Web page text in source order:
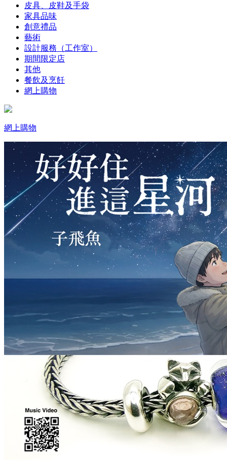
皮具、皮鞋及手袋
家具品味
創意禮品
藝術
設計服務（工作室）
期間限定店
其他
餐飲及烹飪
網上購物
網上購物